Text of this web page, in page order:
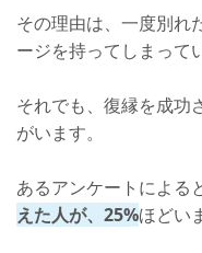
その理由は、一度別れ
ージを持ってしまって
それでも、復縁を成功
がいます。
あるアンケートによると
えた人が、25%ほどい